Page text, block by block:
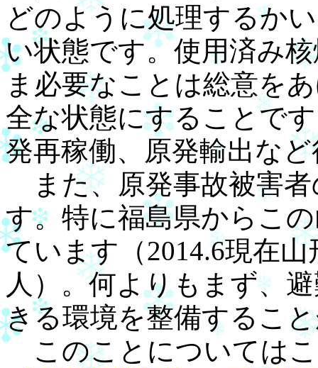
どのように処理するか
い状態です。使用済み
ま必要なことは総意を
全な状態にすることで
発再稼働、原発輸出な
また、原発事故被害
す。特に福島県からこ
ています（2014.6現在
人）。何よりもまず、
きる環境を整備するこ
このことについてはこ